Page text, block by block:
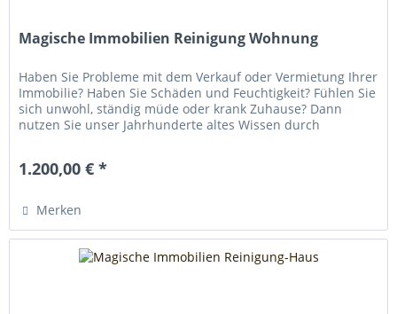
Magische Immobilien Reinigung Wohnung
Haben Sie Probleme mit dem Verkauf oder Vermietung Ihrer
Immobilie? Haben Sie Schäden und Feuchtigkeit? Fühlen Sie
sich unwohl, ständig müde oder krank Zuhause? Dann
nutzen Sie unser Jahrhunderte altes Wissen durch
1.200,00 € *
Merken